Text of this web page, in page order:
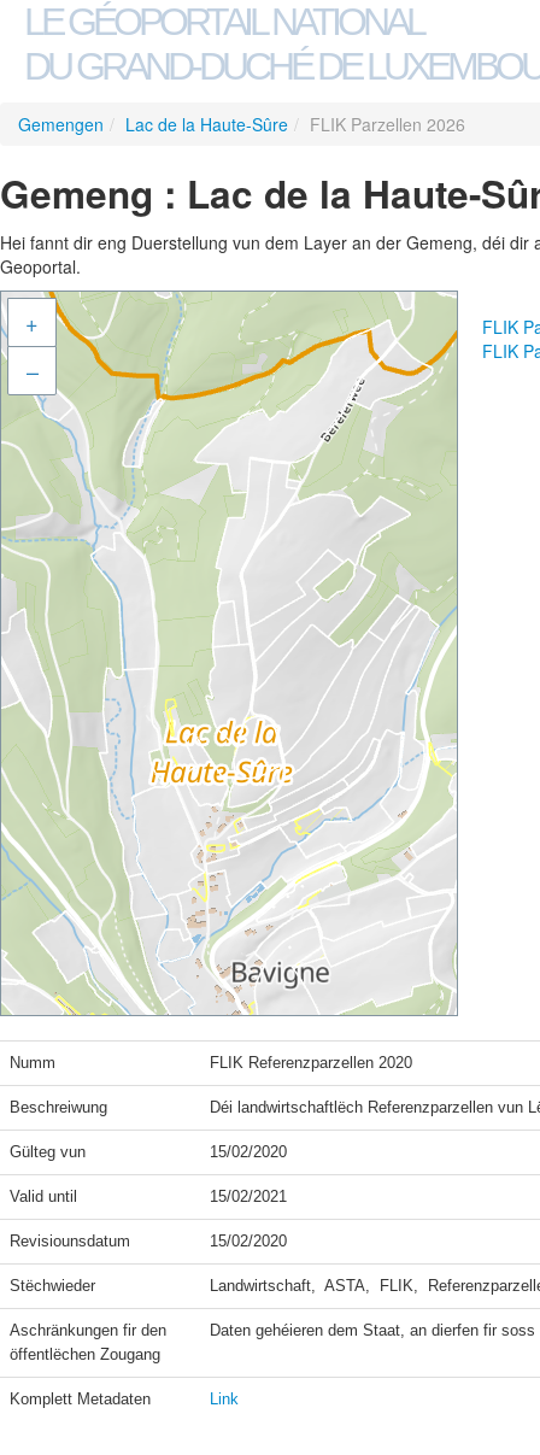
LE GÉOPORTAIL NATIONAL
DU GRAND-DUCHÉ DE
Gemengen / Lac de la Haute-Sûre / FLIK Parzellen 2026
Gemeng : Lac de la Haute-
Hei fannt dir eng Duerstellung vun dem Layer an der Gemeng, déi
Geoportal.
+
–
FLIK
FLIK
Numm FLIK Referenzparzellen 2020
Beschreiwung Déi landwirtschaftlëch Referenzparzellen vun
Gülteg vun 15/02/2020
Valid until 15/02/2021
Revisiounsdatum 15/02/2020
Stëchwieder Landwirtschaft,  ASTA,  FLIK,
Aschränkungen fir den
öffentlëchen Zougang
Daten gehéieren dem Staat, an dierfen fir
Komplett Metadaten Link